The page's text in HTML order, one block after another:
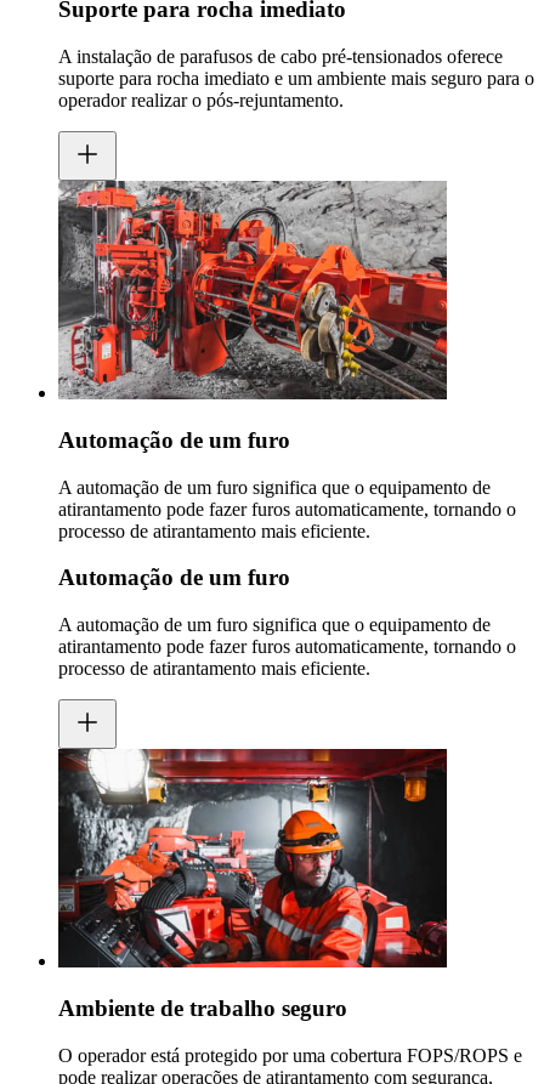
Suporte para rocha imediato
A instalação de parafusos de cabo pré-tensionados oferece
suporte para rocha imediato e um ambiente mais seguro para o
operador realizar o pós-rejuntamento.
Automação de um furo
A automação de um furo significa que o equipamento de
atirantamento pode fazer furos automaticamente, tornando o
processo de atirantamento mais eficiente.
Automação de um furo
A automação de um furo significa que o equipamento de
atirantamento pode fazer furos automaticamente, tornando o
processo de atirantamento mais eficiente.
Ambiente de trabalho seguro
O operador está protegido por uma cobertura FOPS/ROPS e
pode realizar operações de atirantamento com segurança,